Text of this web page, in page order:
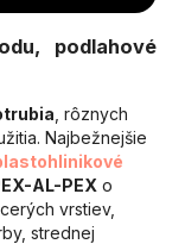
podlahové
, rôznych
Najbežnejšie
AL-PEX o
vrstiev,
strednej